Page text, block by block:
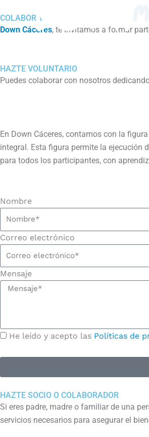
al
contenido
COLABORA
Down Cáceres, te invitamos a formar
HAZTE VOLUNTARIO
Puedes colaborar con nosotros
En Down Cáceres, contamos con la
integral. Esta figura permite la ejecución
para todos los participantes, con
Nombre
Correo electrónico
Mensaje
He leído y acepto las Políticas de
HAZTE SOCIO O COLABORADOR
Si eres padre, madre o familiar de una
servicios necesarios para asegurar el